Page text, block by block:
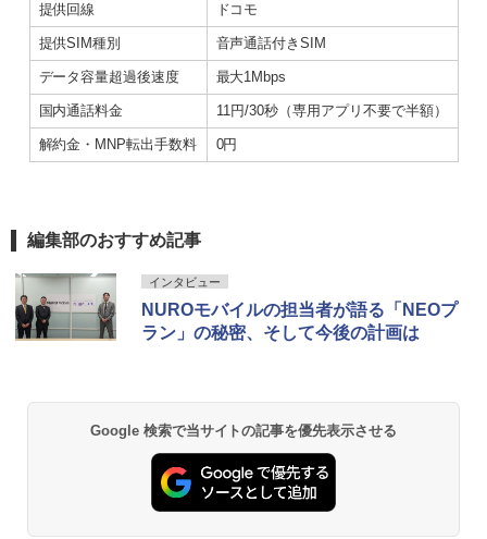
提供回線 ドコモ
提供SIM種別 音声通話付きSIM
データ容量超過後速度 最大1Mbps
国内通話料金 11円/30秒（専用アプリ不要で半額）
解約金・MNP転出手数料 0円
編集部のおすすめ記事
インタビュー
NUROモバイルの担当者が語る「NEOプ
ラン」の秘密、そして今後の計画は
Google 検索で当サイトの記事を優先表示させる